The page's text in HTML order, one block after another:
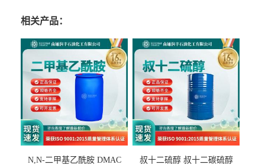
相关产品：
N,N-二甲基乙酰胺 DMAC 叔十二硫醇 叔十二碳硫醇